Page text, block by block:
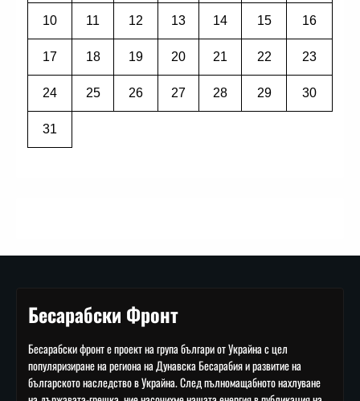
10 11 12 13 14 15 16
17 18 19 20 21 22 23
24 25 26 27 28 29 30
31
Бесарабски Фронт
Бесарабски фронт е проект на група българи от Украйна с цел
популяризиране на региона на Дунавска Бесарабия и развитие на
българското наследство в Украйна. След пълномащабното нахлуване